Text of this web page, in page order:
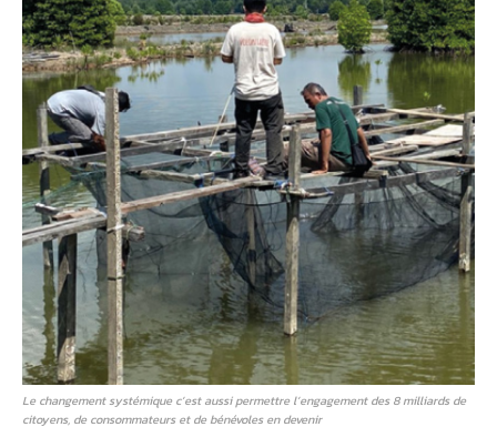
Le changement systémique c’est aussi permettre l’engagement des 8 milliards de
citoyens, de consommateurs et de bénévoles en devenir